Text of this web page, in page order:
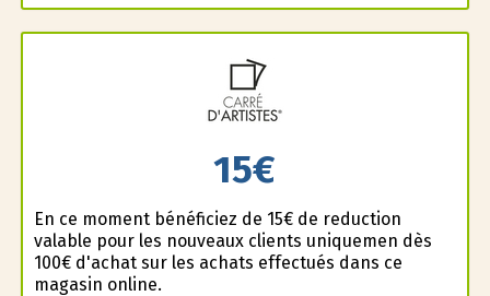
15€
En ce moment bénéficiez de 15€ de reduction
valable pour les nouveaux clients uniquemen dès
100€ d'achat sur les achats effectués dans ce
magasin online.